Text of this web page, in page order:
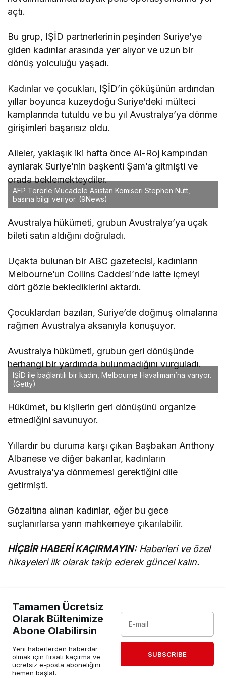
açtı.
Bu grup, IŞİD partnerlerinin peşinden Suriye’ye
giden kadınlar arasında yer alıyor ve uzun bir
dönüş yolculuğu yaşadı.
Kadınlar ve çocukları, IŞİD’in çöküşünün ardından
yıllar boyunca kuzeydoğu Suriye’deki mülteci
kamplarında tutuldu ve bu yıl Avustralya’ya dönme
girişimleri başarısız oldu.
Aileler, yaklaşık iki hafta önce Al-Roj kampından
ayrılarak Suriye’nin başkenti Şam’a gitmişti ve
orada beklemekteydiler.
AFP Terörle Mücadele Asistan Komiseri Stephen Nutt,
basına bilgi veriyor. (9News)
Avustralya hükümeti, grubun Avustralya’ya uçak
bileti satın aldığını doğruladı.
Uçakta bulunan bir ABC gazetecisi, kadınların
Melbourne’un Collins Caddesi’nde latte içmeyi
dört gözle beklediklerini aktardı.
Çocuklardan bazıları, Suriye’de doğmuş olmalarına
rağmen Avustralya aksanıyla konuşuyor.
Avustralya hükümeti, grubun geri dönüşünde
herhangi bir yardımda bulunmadığını vurguladı.
IŞİD ile bağlantılı bir kadın, Melbourne Havalimanı’na varıyor.
(Getty)
Hükümet, bu kişilerin geri dönüşünü organize
etmediğini savunuyor.
Yıllardır bu duruma karşı çıkan Başbakan Anthony
Albanese ve diğer bakanlar, kadınların
Avustralya’ya dönmemesi gerektiğini dile
getirmişti.
Gözaltına alınan kadınlar, eğer bu gece
suçlanırlarsa yarın mahkemeye çıkarılabilir.
HİÇBİR HABERİ KAÇIRMAYIN: Haberleri ve özel
hikayeleri ilk olarak takip ederek güncel kalın.
Tamamen Ücretsiz
Olarak Bültenimize
Abone Olabilirsin
Yeni haberlerden haberdar
olmak için fırsatı kaçırma ve
ücretsiz e-posta aboneliğini
hemen başlat.
SUBSCRIBE